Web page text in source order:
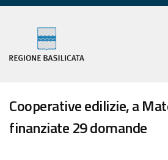
Cooperative edilizie, a
finanziate 29 domande